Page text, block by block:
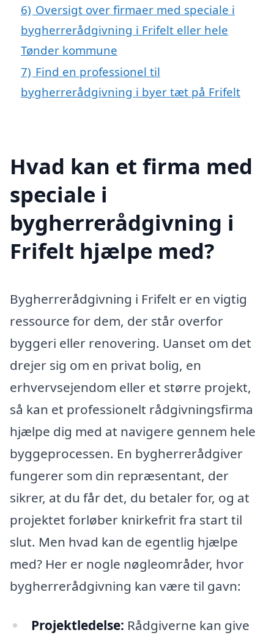
6) Oversigt over firmaer med speciale i
bygherrerådgivning i Frifelt eller hele
Tønder kommune
7) Find en professionel til
bygherrerådgivning i byer tæt på Frifelt
Hvad kan et firma med
speciale i
bygherrerådgivning i
Frifelt hjælpe med?
Bygherrerådgivning i Frifelt er en vigtig
ressource for dem, der står overfor
byggeri eller renovering. Uanset om det
drejer sig om en privat bolig, en
erhvervsejendom eller et større projekt,
så kan et professionelt rådgivningsfirma
hjælpe dig med at navigere gennem hele
byggeprocessen. En bygherrerådgiver
fungerer som din repræsentant, der
sikrer, at du får det, du betaler for, og at
projektet forløber knirkefrit fra start til
slut. Men hvad kan de egentlig hjælpe
med? Her er nogle nøgleområder, hvor
bygherrerådgivning kan være til gavn:
Projektledelse: Rådgiverne kan give